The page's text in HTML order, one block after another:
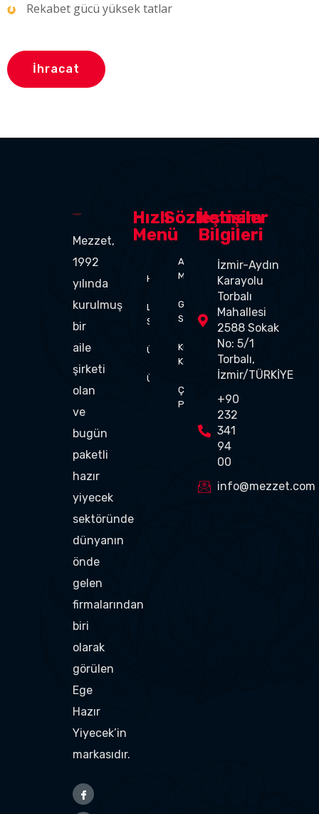
Rekabet gücü yüksek tatlar
İhracat
Mezzet,
1992
yılında
kurulmuş
bir
aile
şirketi
olan
ve
bugün
paketli
hazır
yiyecek
sektöründe
dünyanın
önde
gelen
firmalarından
biri
olarak
görülen
Ege
Hazır
Yiyecek’in
markasıdır.
Hızlı
Menü
Hakkımızda
Lezzet
Sırrımız
Üretim
Ürünler
Sözleşmeler
Aydınlatma
Metni
Gizlilik
Sözleşmesi
Kullanım
Koşulları
Çerez
Politikası
İletişim
Bilgileri
İzmir-Aydın
Karayolu
Torbalı
Mahallesi
2588 Sokak
No: 5/1
Torbalı,
İzmir/TÜRKİYE
+90
232
341
94
00
info@mezzet.com